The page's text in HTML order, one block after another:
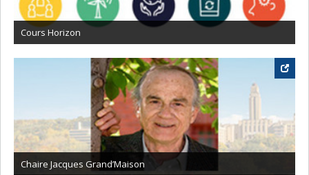
Cours Horizon
Chaire Jacques Grand’Maison